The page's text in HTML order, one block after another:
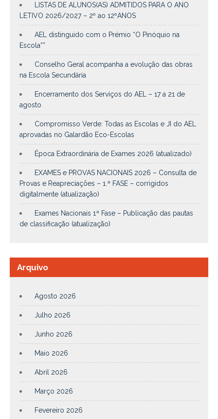
LISTAS DE ALUNOS(AS) ADMITIDOS PARA O ANO
LETIVO 2026/2027 – 2º ao 12ºANOS
AEL distinguido com o Prémio “O Pinóquio na
Escola””
Conselho Geral acompanha a evolução das obras
na Escola Secundária
Encerramento dos Serviços do AEL – 17 a 21 de
agosto
Compromisso Verde: Todas as Escolas e JI do AEL
aprovadas no Galardão Eco-Escolas
Época Extraordinária de Exames 2026 (atualizado)
EXAMES e PROVAS NACIONAIS 2026 – Consulta de
Provas e Reapreciações – 1.ª FASE – corrigidos
digitalmente (atualização)
Exames Nacionais 1ª Fase – Publicação das pautas
de classificação (atualização)
Arquivo
Agosto 2026
Julho 2026
Junho 2026
Maio 2026
Abril 2026
Março 2026
Fevereiro 2026